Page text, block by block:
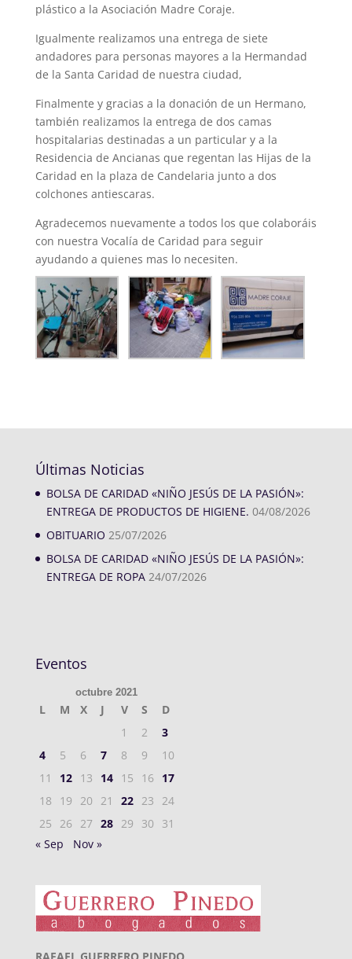
plástico a la Asociación Madre Coraje.
Igualmente realizamos una entrega de siete
andadores para personas mayores a la Hermandad
de la Santa Caridad de nuestra ciudad,
Finalmente y gracias a la donación de un Hermano,
también realizamos la entrega de dos camas
hospitalarias destinadas a un particular y a la
Residencia de Ancianas que regentan las Hijas de la
Caridad en la plaza de Candelaria junto a dos
colchones antiescaras.
Agradecemos nuevamente a todos los que colaboráis
con nuestra Vocalía de Caridad para seguir
ayudando a quienes mas lo necesiten.
Últimas Noticias
BOLSA DE CARIDAD «NIÑO JESÚS DE LA PASIÓN»:
ENTREGA DE PRODUCTOS DE HIGIENE. 04/08/2026
OBITUARIO 25/07/2026
BOLSA DE CARIDAD «NIÑO JESÚS DE LA PASIÓN»:
ENTREGA DE ROPA 24/07/2026
Eventos
octubre 2021
L M X J V S
D
1
2
3
4
5 6 7 8 9
10
11
12 13 14 15 16
17
18
19 20 21 22 23
24
25
26 27 28 29 30
31
« Sep
Nov »